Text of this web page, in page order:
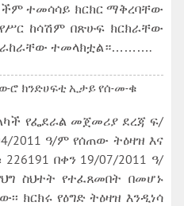
ተመሳሳይ ክርክር ማቅረባቸው
ከሳሽም በጽሁፍ ክርክራቸው
ተመላክቷል።……….
ሮ ክንድሀፍቲ ኢታይ የሰ-መ-ቁ
የፌደራል መጀመሪያ ደረጃ ፍ/
2011 ዓ/ም የሰጠው ትዕዛዝ እና
በቀን 19/07/2011 ዓ/
ስህተት የተፈጸመበት በመሆኑ
ክርክሩ የዕግድ ትዕዛዝ እንዲነሳ